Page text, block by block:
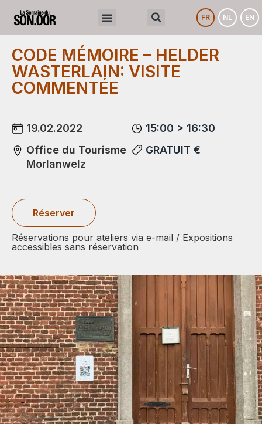
FR NL EN
CODE MÉMOIRE – HELDER
WASTERLAIN: VISITE
COMMENTÉE
19.02.2022
Office du Tourisme
Morlanwelz
15:00 > 16:30
GRATUIT €
Réserver
Réservations pour ateliers via e-mail / Expositions
accessibles sans réservation